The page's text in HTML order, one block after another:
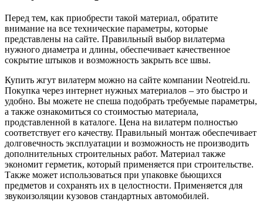
Перед тем, как приобрести такой материал, обратите
внимание на все технические параметры, которые
представлены на сайте. Правильный выбор вилатерма
нужного диаметра и длины, обеспечивает качественное
сокрытие штыков и возможность закрыть все швы.
Купить жгут вилатерм можно на сайте компании Neotreid.ru.
Покупка через интернет нужных материалов – это быстро и
удобно. Вы можете не спеша подобрать требуемые параметры,
а также ознакомиться со стоимостью материала,
продставленной в каталоге. Цена на вилатерм полностью
соответствует его качеству. Правильный монтаж обеспечивает
долговечность эксплуатации и возможность не производить
дополнительных строительных работ. Материал также
экономит герметик, который применяется при строительстве.
Также может использоваться при упаковке бьющихся
предметов и сохранять их в целостности. Применяется для
звукоизоляции кузовов стандартных автомобилей.